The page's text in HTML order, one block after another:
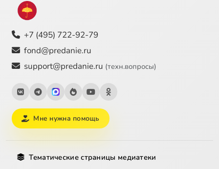
+7 (495) 722-92-79
fond@predanie.ru
support@predanie.ru (техн.вопросы)
Мне нужна помощь
Тематические страницы медиатеки